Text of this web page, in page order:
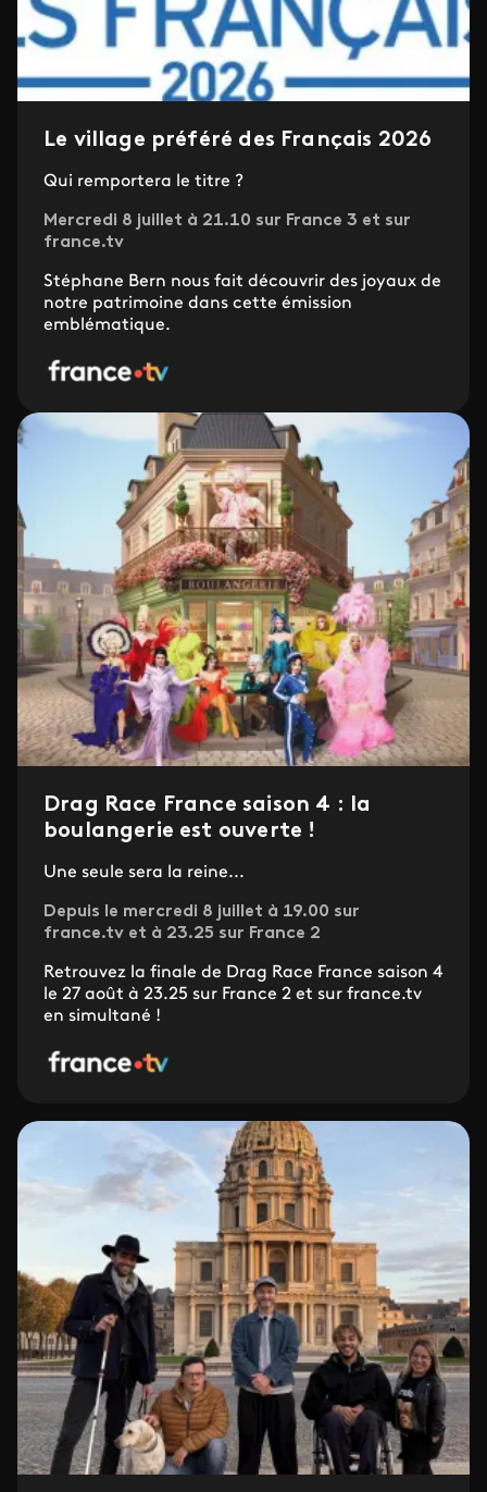
Le village préféré des Français 2026
Qui remportera le titre ?
Mercredi 8 juillet à 21.10 sur France 3 et sur
france.tv
Stéphane Bern nous fait découvrir des joyaux de
notre patrimoine dans cette émission
emblématique.
Drag Race France saison 4 : la
boulangerie est ouverte !
Une seule sera la reine...
Depuis le mercredi 8 juillet à 19.00 sur
france.tv et à 23.25 sur France 2
Retrouvez la finale de Drag Race France saison 4
le 27 août à 23.25 sur France 2 et sur france.tv
en simultané !